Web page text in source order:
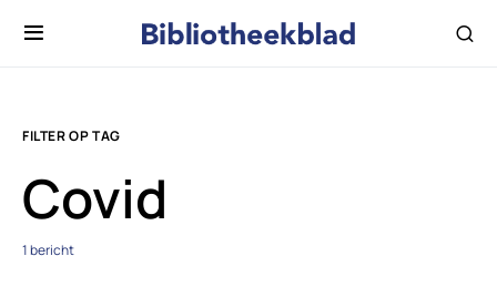
FILTER OP TAG
Covid
1 bericht